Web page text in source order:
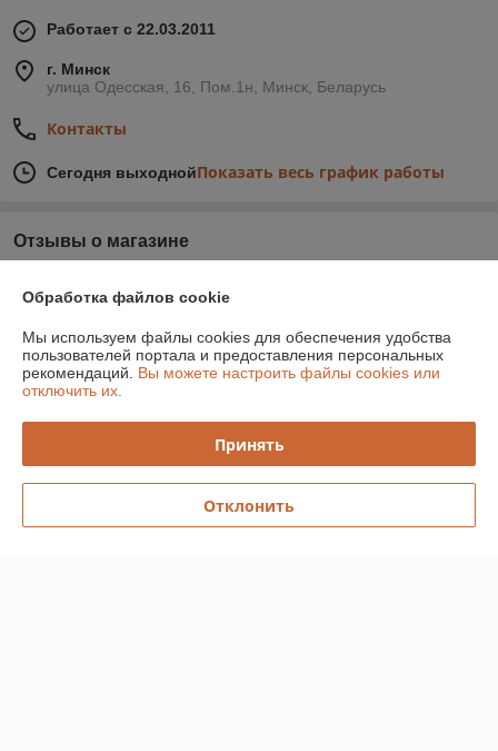
Работает с 22.03.2011
г. Минск
улица Одесская, 16, Пом.1н, Минск, Беларусь
Контакты
Сегодня выходнойПоказать весь график работы
Отзывы о магазине
О нас
Контакты
Обработка файлов cookie
Мы используем файлы cookies для обеспечения удобства
пользователей портала и предоставления персональных
рекомендаций. Вы можете настроить файлы cookies или
отключить их.
Принять
Отклонить